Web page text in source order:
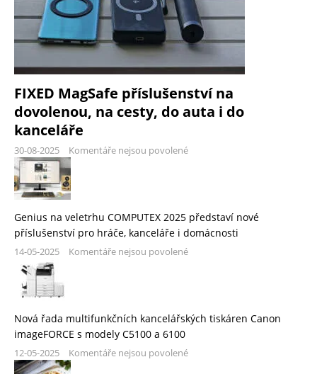
FIXED MagSafe příslušenství na
dovolenou, na cesty, do auta i do
kanceláře
30-08-2025 Komentáře nejsou povolené
Genius na veletrhu COMPUTEX 2025 představí nové
příslušenství pro hráče, kanceláře i domácnosti
14-05-2025 Komentáře nejsou povolené
Nová řada multifunkčních kancelářských tiskáren Canon
imageFORCE s modely C5100 a 6100
12-05-2025 Komentáře nejsou povolené